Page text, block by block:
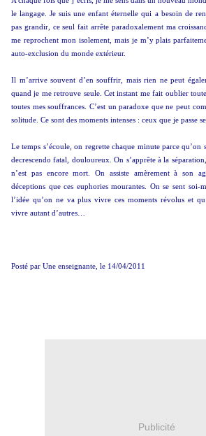
le langage. Je suis une enfant éternelle qui a besoin de
pas grandir, ce seul fait arrête paradoxalement ma
me reprochent mon isolement, mais je m’y plais
auto-exclusion du monde extérieur.
Il m’arrive souvent d’en souffrir, mais rien ne peut
quand je me retrouve seule. Cet instant me fait oublier
toutes mes souffrances. C’est un paradoxe que ne peut
solitude. Ce sont des moments intenses : ceux que je passe
Le temps s’écoule, on regrette chaque minute parce qu’on
decrescendo fatal, douloureux. On s’apprête à la
n’est pas encore mort. On assiste amèrement à son
déceptions que ces euphories mourantes. On se sent soi-
l’idée qu’on ne va plus vivre ces moments révolus et
vivre autant d’autres…
Posté par Une enseignante, le 14/04/2011
Publicité